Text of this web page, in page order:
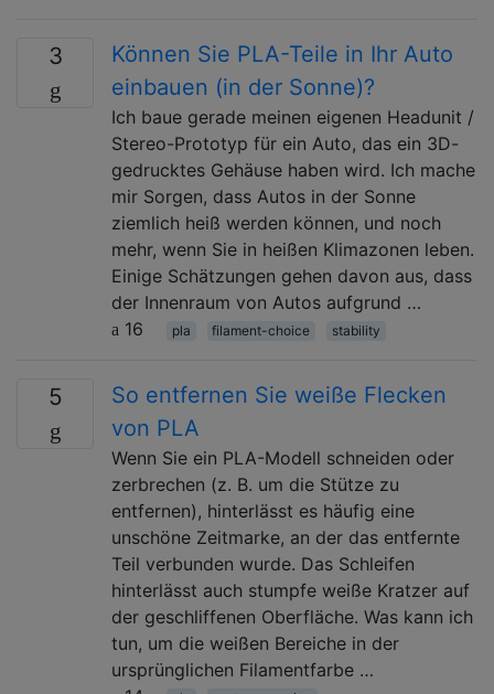
3
Können Sie PLA-Teile in Ihr Auto
einbauen (in der Sonne)?
Ich baue gerade meinen eigenen Headunit /
Stereo-Prototyp für ein Auto, das ein 3D-
gedrucktes Gehäuse haben wird. Ich mache
mir Sorgen, dass Autos in der Sonne
ziemlich heiß werden können, und noch
mehr, wenn Sie in heißen Klimazonen leben.
Einige Schätzungen gehen davon aus, dass
der Innenraum von Autos aufgrund …
16
pla filament-choice stability
5
So entfernen Sie weiße Flecken
von PLA
Wenn Sie ein PLA-Modell schneiden oder
zerbrechen (z. B. um die Stütze zu
entfernen), hinterlässt es häufig eine
unschöne Zeitmarke, an der das entfernte
Teil verbunden wurde. Das Schleifen
hinterlässt auch stumpfe weiße Kratzer auf
der geschliffenen Oberfläche. Was kann ich
tun, um die weißen Bereiche in der
ursprünglichen Filamentfarbe …